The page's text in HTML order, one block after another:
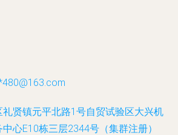
480@163.com
贤镇元平北路1号自贸试验区大兴机
心E10栋三层2344号（集群注册）